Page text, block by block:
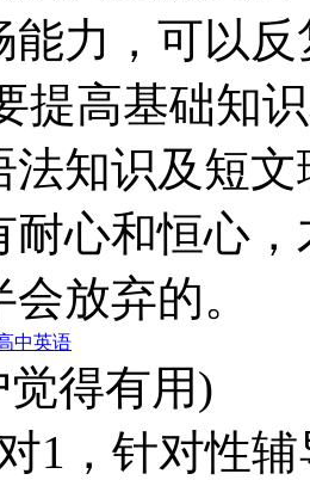
能力，可以
提高基础知
法知识及短
耐心和恒心
放弃的。
中英语
觉得有用)
1，针对性